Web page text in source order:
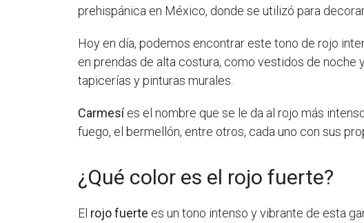
prehispánica en México, donde se utilizó para
Hoy en día, podemos encontrar este tono de rojo
en prendas de alta costura, como vestidos de noche
tapicerías y pinturas murales.
Carmesíes el nombre que se le da al rojo más
fuego, el bermellón, entre otros, cada uno con sus
¿Qué color es el rojo fuerte?
El rojo fuerte es un tono intenso y vibrante de esta